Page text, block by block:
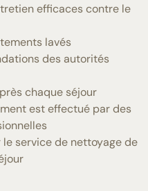
efficaces contre le
lavés
des autorités
chaque séjour
est effectué par des
service de nettoyage de